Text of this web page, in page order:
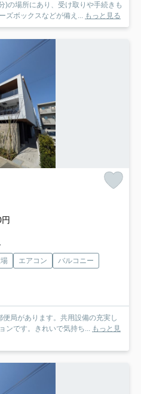
)の場所にあり、受け取りや手続きも
ズボックスなどが備え... もっと見る
エアコン
バルコニー
局があります。共用設備の充実し
ンです。きれいで気持ち... もっと見